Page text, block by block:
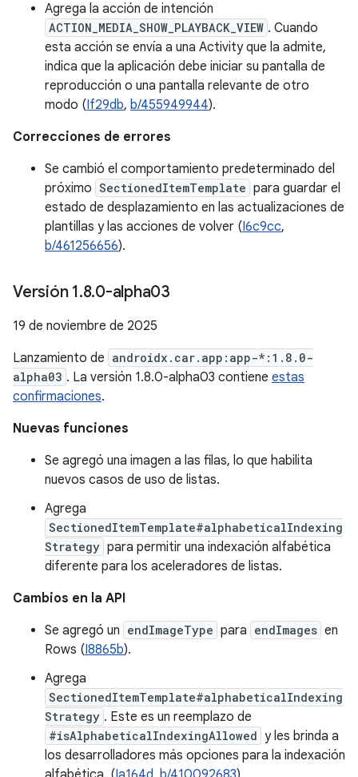
Agrega la acción de intención
ACTION_MEDIA_SHOW_PLAYBACK_VIEW . Cuando
esta acción se envía a una Activity que la admite,
indica que la aplicación debe iniciar su pantalla de
reproducción o una pantalla relevante de otro
modo (If29db, b/455949944).
Correcciones de errores
Se cambió el comportamiento predeterminado del
próximo SectionedItemTemplate para guardar el
estado de desplazamiento en las actualizaciones de
plantillas y las acciones de volver (I6c9cc,
b/461256656).
Versión 1.8.0-alpha03
19 de noviembre de 2025
Lanzamiento de androidx.car.app:app-*:1.8.0-
alpha03 . La versión 1.8.0-alpha03 contiene estas
confirmaciones.
Nuevas funciones
Se agregó una imagen a las filas, lo que habilita
nuevos casos de uso de listas.
Agrega
SectionedItemTemplate#alphabeticalIndexing
Strategy para permitir una indexación alfabética
diferente para los aceleradores de listas.
Cambios en la API
Se agregó un endImageType para endImages en
Rows (I8865b).
Agrega
SectionedItemTemplate#alphabeticalIndexing
Strategy . Este es un reemplazo de
#isAlphabeticalIndexingAllowed y les brinda a
los desarrolladores más opciones para la indexación